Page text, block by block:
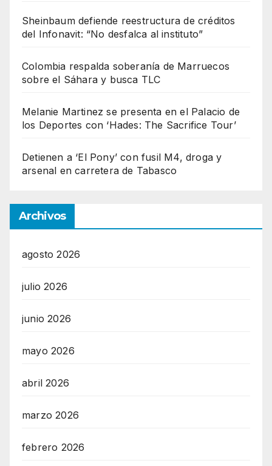
Sheinbaum defiende reestructura de créditos
del Infonavit: “No desfalca al instituto”
Colombia respalda soberanía de Marruecos
sobre el Sáhara y busca TLC
Melanie Martinez se presenta en el Palacio de
los Deportes con ‘Hades: The Sacrifice Tour’
Detienen a ‘El Pony’ con fusil M4, droga y
arsenal en carretera de Tabasco
Archivos
agosto 2026
julio 2026
junio 2026
mayo 2026
abril 2026
marzo 2026
febrero 2026